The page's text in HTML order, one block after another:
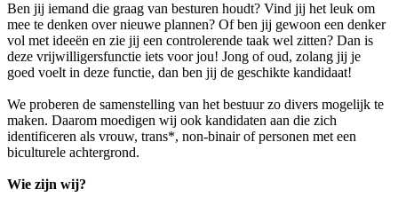
Ben jij iemand die graag van besturen houdt? Vind jij het leuk om
mee te denken over nieuwe plannen? Of ben jij gewoon een denker
vol met ideeën en zie jij een controlerende taak wel zitten? Dan is
deze vrijwilligersfunctie iets voor jou! Jong of oud, zolang jij je
goed voelt in deze functie, dan ben jij de geschikte kandidaat!
We proberen de samenstelling van het bestuur zo divers mogelijk te
maken. Daarom moedigen wij ook kandidaten aan die zich
identificeren als vrouw, trans*, non-binair of personen met een
biculturele achtergrond.
Wie zijn wij?